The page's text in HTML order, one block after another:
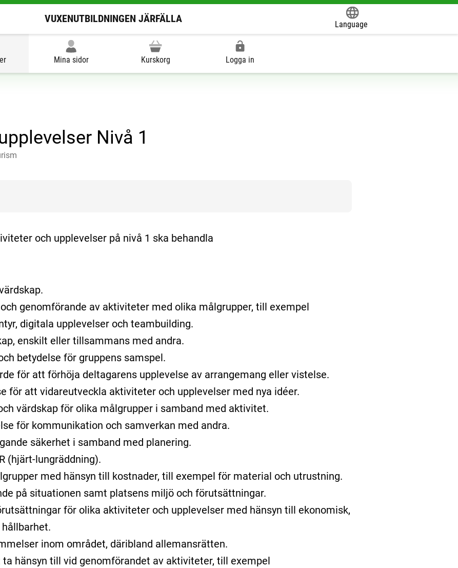
VUXENUTBILDNINGEN JÄRFÄLLA
Language
Mina sidor Kurskorg Logga in
Nivå 1
och upplevelser på nivå 1 ska behandla
genomförande av aktiviteter med olika målgrupper, till exempel
digitala upplevelser och teambuilding.
enskilt eller tillsammans med andra.
betydelse för gruppens samspel.
för att förhöja deltagarens upplevelse av arrangemang eller vistelse.
för att vidareutveckla aktiviteter och upplevelser med nya idéer.
värdskap för olika målgrupper i samband med aktivitet.
för kommunikation och samverkan med andra.
säkerhet i samband med planering.
(hjärt-lungräddning).
med hänsyn till kostnader, till exempel för material och utrustning.
på situationen samt platsens miljö och förutsättningar.
för olika aktiviteter och upplevelser med hänsyn till ekonomisk,
inom området, däribland allemansrätten.
hänsyn till vid genomförandet av aktiviteter, till exempel